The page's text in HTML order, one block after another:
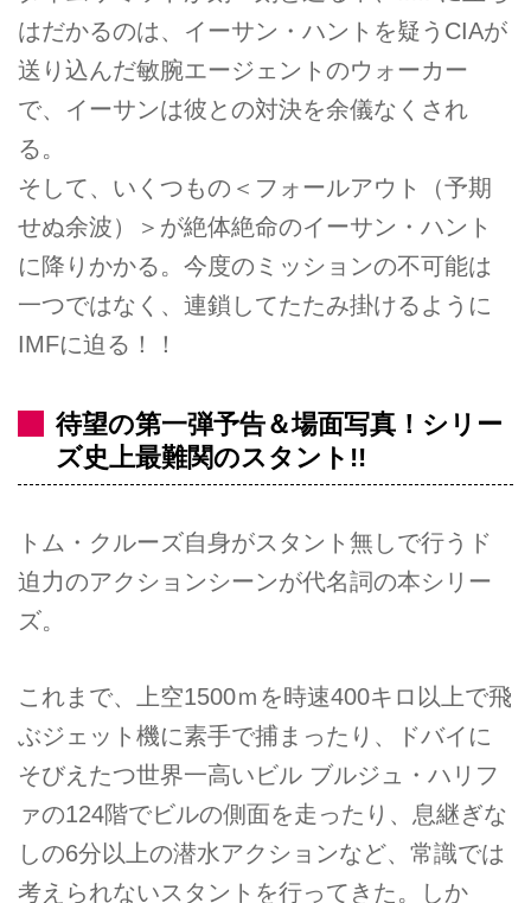
はだかるのは、イーサン・ハントを疑うCIAが
送り込んだ敏腕エージェントのウォーカー
で、イーサンは彼との対決を余儀なくされ
る。
そして、いくつもの＜フォールアウト（予期
せぬ余波）＞が絶体絶命のイーサン・ハント
に降りかかる。今度のミッションの不可能は
一つではなく、連鎖してたたみ掛けるように
IMFに迫る！！
待望の第一弾予告＆場面写真！シリー
ズ史上最難関のスタント!!
トム・クルーズ自身がスタント無しで行うド
迫力のアクションシーンが代名詞の本シリー
ズ。
これまで、上空1500ｍを時速400キロ以上で飛
ぶジェット機に素手で捕まったり、ドバイに
そびえたつ世界一高いビル ブルジュ・ハリフ
ァの124階でビルの側面を走ったり、息継ぎな
しの6分以上の潜水アクションなど、常識では
考えられないスタントを行ってきた。しか